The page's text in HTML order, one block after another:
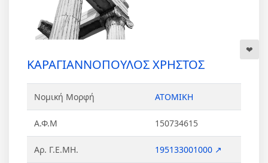
ΚΑΡΑΓΙΑΝΝΟΠΟΥΛΟΣ ΧΡΗΣΤΟΣ
Νομική Μορφή ΑΤΟΜΙΚΗ
Α.Φ.Μ 150734615
Αρ. Γ.Ε.ΜΗ. 195133001000 ↗